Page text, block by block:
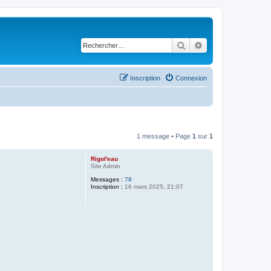
Rechercher
Connexion
Inscription
1 message • Page 1 sur 1
Rigol'eau
Site Admin
Messages : 78
Inscription : 16 mars 2025, 21:07